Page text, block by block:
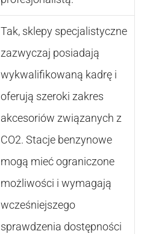
Tak, sklepy specjalistyczne
zazwyczaj posiadają
wykwalifikowaną kadrę i
oferują szeroki zakres
akcesoriów związanych z
CO2. Stacje benzynowe
mogą mieć ograniczone
możliwości i wymagają
wcześniejszego
sprawdzenia dostępności